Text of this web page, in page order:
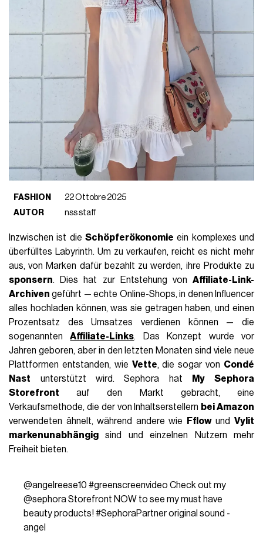
FASHION
22 Ottobre 2025
AUTOR
nss staff
Inzwischen ist die Schöpferökonomie ein komplexes und
überfülltes Labyrinth. Um zu verkaufen, reicht es nicht mehr
aus, von Marken dafür bezahlt zu werden, ihre Produkte zu
sponsern. Dies hat zur Entstehung von Affiliate-Link-
Archiven geführt — echte Online-Shops, in denen Influencer
alles hochladen können, was sie getragen haben, und einen
Prozentsatz des Umsatzes verdienen können — die
sogenanntenAffiliate-Links. Das Konzept wurde vor
Jahren geboren, aber in den letzten Monaten sind viele neue
Plattformen entstanden, wie Vette, die sogar von Condé
Nast unterstützt wird. Sephora hat
My Sephora
Storefront auf den Markt gebracht, eine
Verkaufsmethode, die der von Inhaltserstellern bei Amazon
verwendeten ähnelt, während andere wie
Fflowund Vylit
markenunabhängig sind und einzelnen Nutzern mehr
Freiheit bieten.
@angelreese10 #greenscreenvideo Check out my
@sephora Storefront NOW to see my must have
beauty products! #SephoraPartneroriginal sound -
angel